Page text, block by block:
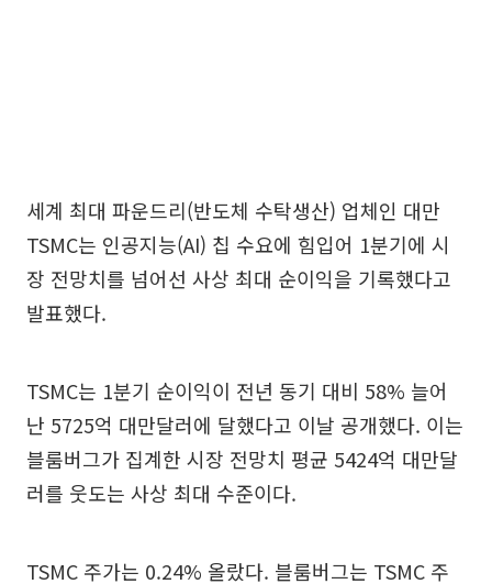
세계 최대 파운드리(반도체 수탁생산) 업체인 대만
TSMC는 인공지능(AI) 칩 수요에 힘입어 1분기에 시
장 전망치를 넘어선 사상 최대 순이익을 기록했다고
발표했다.
TSMC는 1분기 순이익이 전년 동기 대비 58% 늘어
난 5725억 대만달러에 달했다고 이날 공개했다. 이는
블룸버그가 집계한 시장 전망치 평균 5424억 대만달
러를 웃도는 사상 최대 수준이다.
TSMC 주가는 0.24% 올랐다. 블룸버그는 TSMC 주